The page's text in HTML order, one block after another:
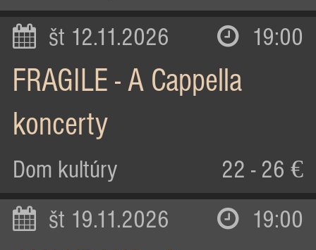
št 12.11.2026 19:00
FRAGILE - A Cappella
koncerty
Dom kultúry 22 - 26 €
št 19.11.2026 19:00